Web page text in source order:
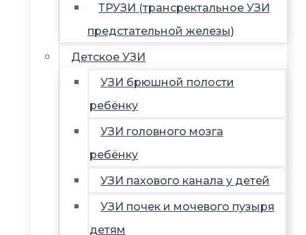
ТРУЗИ (трансректальное УЗИ
предстательной железы)
Детское УЗИ
УЗИ брюшной полости
ребёнку
УЗИ головного мозга
ребёнку
УЗИ пахового канала у детей
УЗИ почек и мочевого пузыря
детям